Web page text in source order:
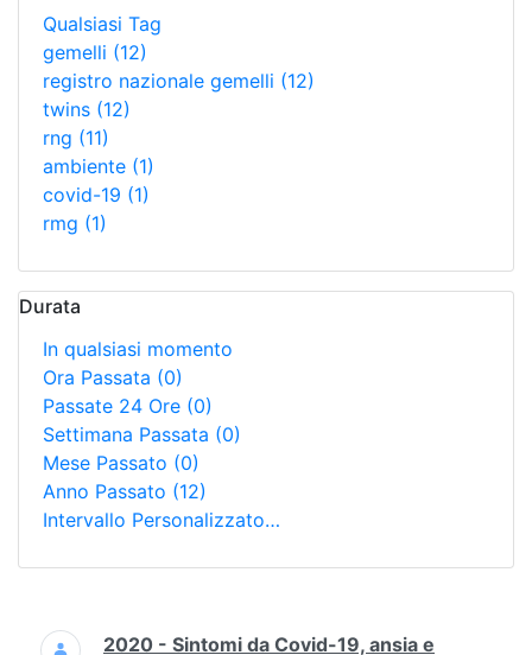
Qualsiasi Tag
gemelli (12)
registro nazionale gemelli (12)
twins (12)
rng (11)
ambiente (1)
covid-19 (1)
rmg (1)
Durata
In qualsiasi momento
Ora Passata (0)
Passate 24 Ore (0)
Settimana Passata (0)
Mese Passato (0)
Anno Passato (12)
Intervallo Personalizzato…
Ricerca
2020 - Sintomi da Covid-19, ansia e